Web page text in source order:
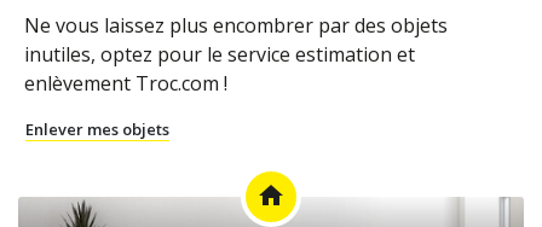
Ne vous laissez plus encombrer par des objets
inutiles, optez pour le service estimation et
enlèvement Troc.com !
Enlever mes objets
home